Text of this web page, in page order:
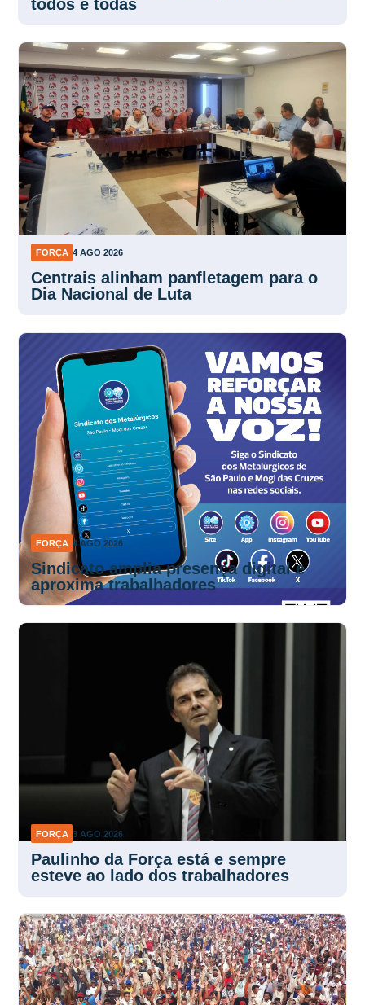
FORÇA 4 AGO 2026
Centrais alinham panfletagem para o
Dia Nacional de Luta
4 AGO 2026
Sindicato amplia presença digital e
aproxima trabalhadores
3 AGO 2026
Paulinho da Força está e sempre
esteve ao lado dos trabalhadores